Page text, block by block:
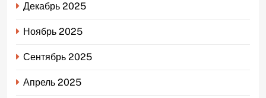
Декабрь 2025
Ноябрь 2025
Сентябрь 2025
Апрель 2025